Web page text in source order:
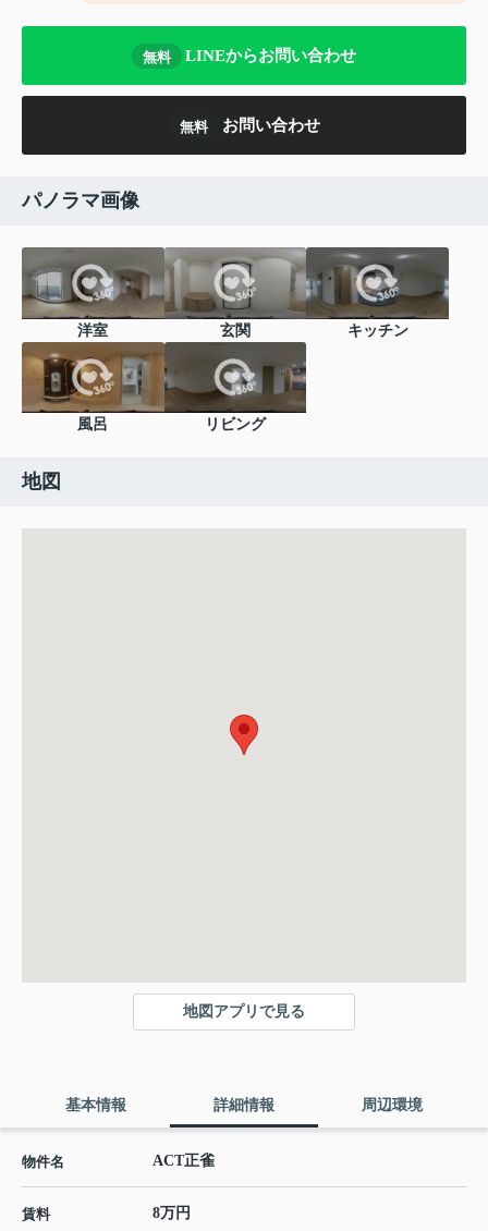
無料 LINEからお問い合わせ
無料 お問い合わせ
パノラマ画像
洋室 玄関 キッチン
風呂 リビング
地図
地図アプリで見る
基本情報 詳細情報 周辺環境
物件名 ACT正雀
賃料 8万円